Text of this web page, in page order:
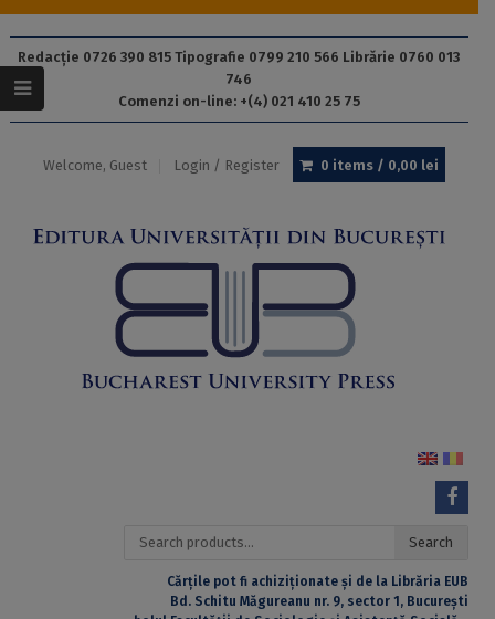
Redacție 0726 390 815 Tipografie 0799 210 566 Librărie 0760 013
746
Comenzi on-line: +(4) 021 410 25 75
Welcome, Guest Login / Register 0 items / 0,00 lei
Search
Search
Cărțile pot fi achiziționate și de la Librăria EUB
Bd. Schitu Măgureanu nr. 9, sector 1, București